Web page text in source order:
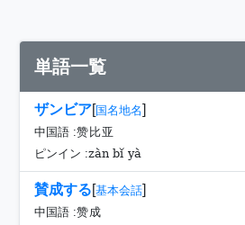
単語一覧
ザンビア[国名地名]
中国語 :赞比亚
ピンイン :zàn bǐ yà
賛成する[基本会話]
中国語 :赞成